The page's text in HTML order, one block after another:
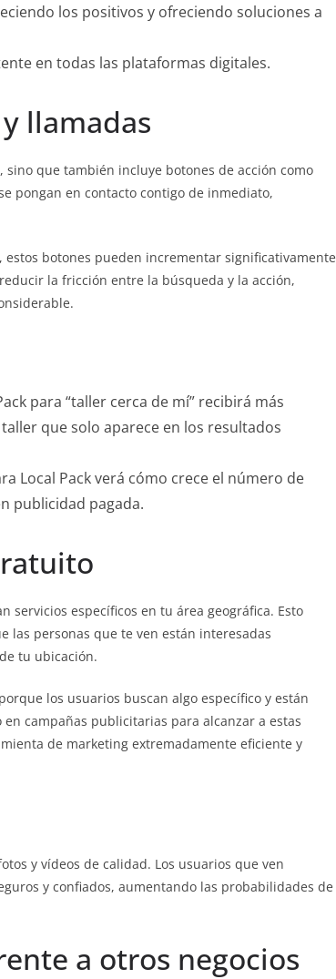
los positivos y ofreciendo soluciones a
en todas las plataformas digitales.
llamadas
sino que también incluye botones de acción como
pongan en contacto contigo de inmediato,
botones pueden incrementar significativamente
la fricción entre la búsqueda y la acción,
para “taller cerca de mí” recibirá más
que solo aparece en los resultados
Local Pack verá cómo crece el número de
publicidad pagada.
servicios específicos en tu área geográfica. Esto
las personas que te ven están interesadas
tu ubicación.
los usuarios buscan algo específico y están
campañas publicitarias para alcanzar a estas
de marketing extremadamente eficiente y
y vídeos de calidad. Los usuarios que ven
y confiados, aumentando las probabilidades de
a otros negocios